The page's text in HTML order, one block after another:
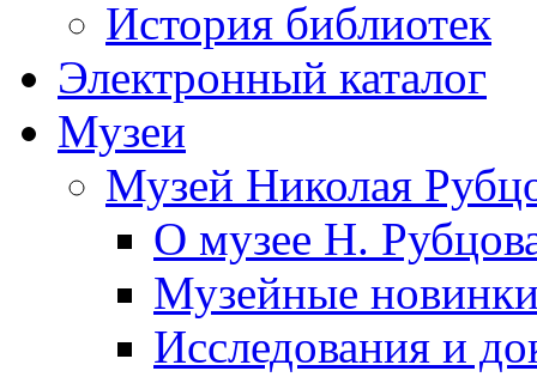
История библиотек
Электронный каталог
Музеи
Музей Николая
О музее Н.
Музейные
Исследования и